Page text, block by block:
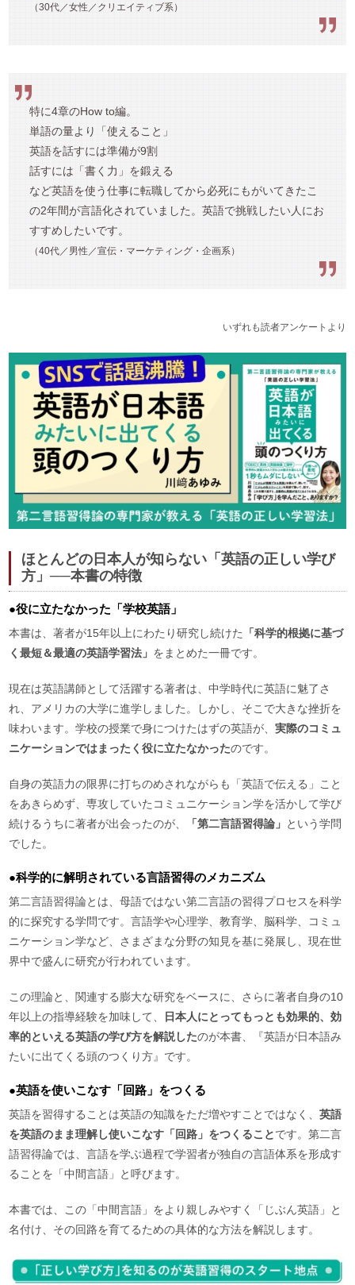
（30代／女性／クリエイティブ系）
特に4章のHow to編。
単語の量より「使えること」
英語を話すには準備が9割
話すには「書く力」を鍛える
など英語を使う仕事に転職してから必死にもがいてきたこ
の2年間が言語化されていました。英語で挑戦したい人にお
すすめしたいです。
（40代／男性／宣伝・マーケティング・企画系）
いずれも読者アンケートより
ほとんどの日本人が知らない「英語の正しい学び
方」──本書の特徴
●役に立たなかった「学校英語」
本書は、著者が15年以上にわたり研究し続けた
「科学的根拠に基づ
く最短＆最適の英語学習法」 をまとめた一冊です。
現在は英語講師として活躍する著者は、中学時代に英語に魅了さ
れ、アメリカの大学に進学しました。しかし、そこで大きな挫折を
味わいます。学校の授業で身につけたはずの英語が、実際のコミュ
ニケーションではまったく役に立たなかったのです。
自身の英語力の限界に打ちのめされながらも「英語で伝える」こと
をあきらめず、専攻していたコミュニケーション学を活かして学び
続けるうちに著者が出会ったのが、
「第二言語習得論」 という学問
でした。
●科学的に解明されている言語習得のメカニズム
第二言語習得論とは、母語ではない第二言語の習得プロセスを科学
的に探究する学問です。言語学や心理学、教育学、脳科学、コミュ
ニケーション学など、さまざまな分野の知見を基に発展し、現在世
界中で盛んに研究が行われています。
この理論と、関連する膨大な研究をベースに、さらに著者自身の10
年以上の指導経験を加味して、
日本人にとってもっとも効果的、効
率的といえる英語の学び方を解説したのが本書、『英語が日本語み
たいに出てくる頭のつくり方』です。
●英語を使いこなす「回路」をつくる
英語を習得することは英語の知識をただ増やすことではなく、英語
を英語のまま理解し使いこなす「回路」をつくることです。第二言
語習得論では、言語を学ぶ過程で学習者が独自の言語体系を形成す
ることを「中間言語」と呼びます。
本書では、この「中間言語」をより親しみやすく「じぶん英語」と
名付け、その回路を育てるための具体的な方法を解説します。